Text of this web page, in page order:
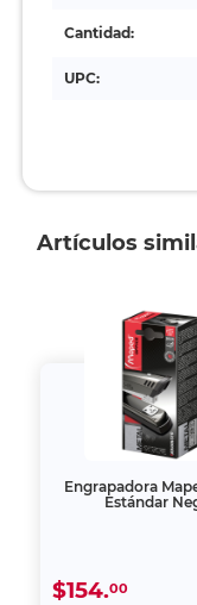
Cantidad:
UPC:
Artículos
Engrapadora
Estándar
$154.00